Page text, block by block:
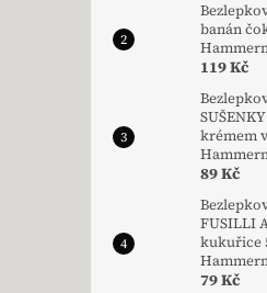
banán
119 Kč
krémem
89 Kč
FUSILLI
kukuřice
79 Kč